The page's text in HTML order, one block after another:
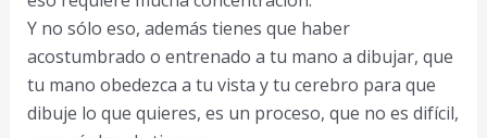
Y no sólo eso, además tienes que haber
acostumbrado o entrenado a tu mano a dibujar, que
tu mano obedezca a tu vista y tu cerebro para que
dibuje lo que quieres, es un proceso, que no es difícil,